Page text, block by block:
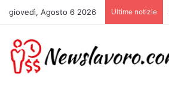
giovedì, Agosto 6 2026 Ultime notizie